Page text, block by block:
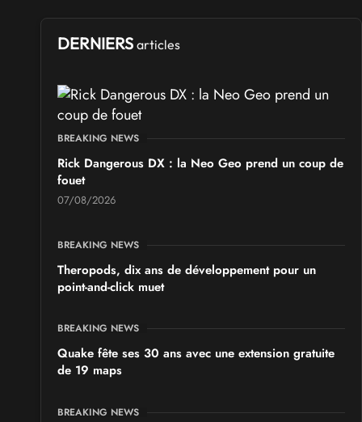
DERNIERS articles
BREAKING NEWS
Rick Dangerous DX : la Neo Geo prend un coup de
fouet
07/08/2026
BREAKING NEWS
Theropods, dix ans de développement pour un
point-and-click muet
BREAKING NEWS
Quake fête ses 30 ans avec une extension gratuite
de 19 maps
BREAKING NEWS